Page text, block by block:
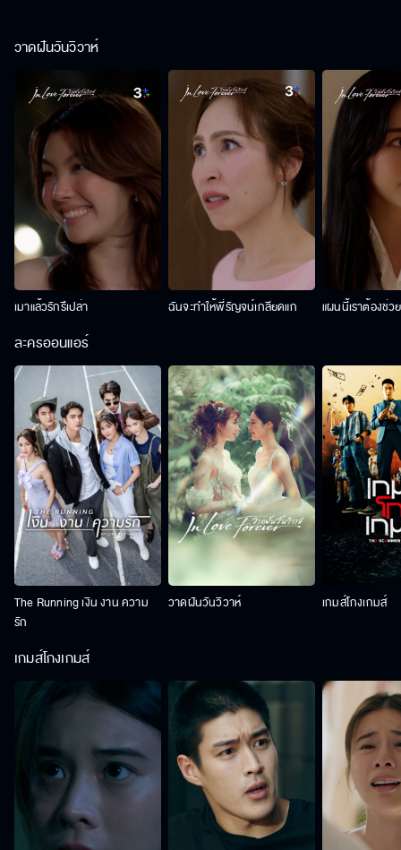
วาดฝันวันวิวาห์
เมาแล้วรักรึเปล่า ฉันจะทำให้พี่รัญจน์เกลียดแก แผนนี้เราต้องช่ว
ละครออนแอร์
The Running เงิน งาน ความ
รัก
วาดฝันวันวิวาห์ เกมส์โกงเกมส์
เกมส์โกงเกมส์